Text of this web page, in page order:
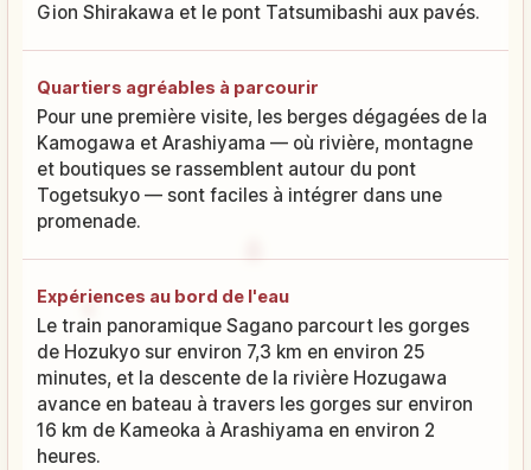
Gion Shirakawa et le pont Tatsumibashi aux pavés.
Quartiers agréables à parcourir
Pour une première visite, les berges dégagées de la
Kamogawa et Arashiyama — où rivière, montagne
et boutiques se rassemblent autour du pont
Togetsukyo — sont faciles à intégrer dans une
promenade.
Expériences au bord de l'eau
Le train panoramique Sagano parcourt les gorges
de Hozukyo sur environ 7,3 km en environ 25
minutes, et la descente de la rivière Hozugawa
avance en bateau à travers les gorges sur environ
16 km de Kameoka à Arashiyama en environ 2
heures.